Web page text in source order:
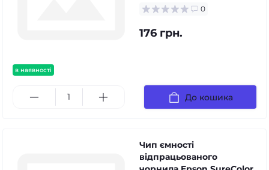
в наявності
0
176 грн.
До кошика
Чип ємності
відпрацьованого